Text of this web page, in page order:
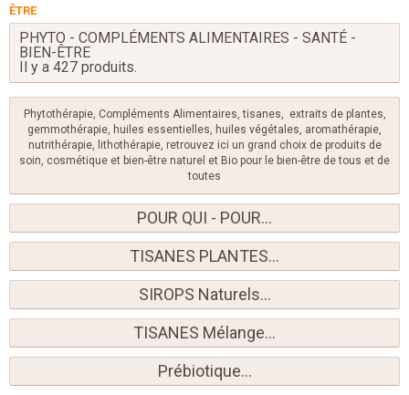
ÊTRE
PHYTO - COMPLÉMENTS ALIMENTAIRES - SANTÉ -
BIEN-ÊTRE
Il y a 427 produits.
Phytothérapie, Compléments Alimentaires, tisanes, extraits de plantes,
gemmothérapie, huiles essentielles, huiles végétales, aromathérapie,
nutrithérapie, lithothérapie, retrouvez ici un grand choix de produits de
soin, cosmétique et bien-être naturel et Bio pour le bien-être de tous et de
toutes
POUR QUI - POUR...
TISANES PLANTES...
SIROPS Naturels...
TISANES Mélange...
Prébiotique...